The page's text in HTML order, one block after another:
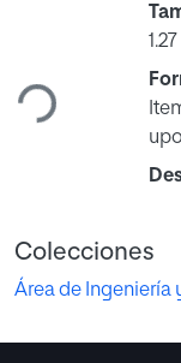
Cargando...
Colecciones
Área de Ingeniería